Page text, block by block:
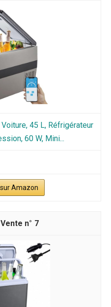
45 L, Réfrigérateur
60 W, Mini...
Amazon
7